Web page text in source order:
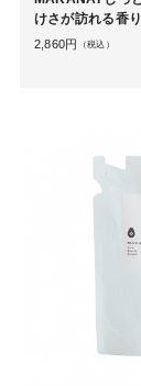
けさが訪れる香り
2,860円 （税込）